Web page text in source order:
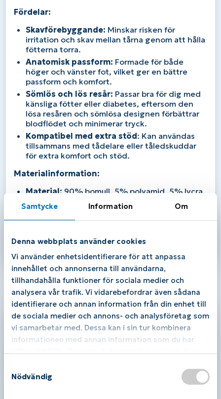
Samtycke Information Om
Denna webbplats använder cookies
Vi använder enhetsidentifierare för att anpassa
innehållet och annonserna till användarna,
tillhandahålla funktioner för sociala medier och
analysera vår trafik. Vi vidarebefordrar även sådana
identifierare och annan information från din enhet till
de sociala medier och annons- och analysföretag som
vi samarbetar med. Dessa kan i sin tur kombinera
informationen med annan information som du har
tillhandahållit eller som de har samlat in när du har
Nödvändig
Fördelar:
Skavförebyggande: Minskar risken för
irritation och skav mellan tårna genom att hålla
fötterna torra.
Anatomisk passform: Formade för både
höger och vänster fot, vilket ger en bättre
passform och komfort.
Sömlös och lös resår: Passar bra för dig med
känsliga fötter eller diabetes, eftersom den
lösa resåren och sömlösa designen förbättrar
blodflödet och minimerar tryck.
Kompatibel med extra stöd: Kan användas
tillsammans med tådelare eller tåledskuddar
för extra komfort och stöd.
Materialinformation:
Material: 90% bomull, 5% polyamid, 5% lycra
för en mjuk, slitstark och elastisk passform.
Ge dina fötter optimal komfort och minska skav
varukorgen och upplev skillnaden i komfort och
stöd under hela dagen.
Du kanske också gillar …